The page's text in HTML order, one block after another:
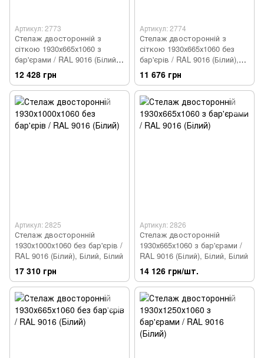
Артикул: 2773
Стелаж двосторонній з
сіткою 1930х665х1060 з
бар'єрами / RAL 9016 (Білий),
Білий, Білий
12 428 грн
Артикул: 2774
Стелаж двосторонній з
сіткою 1930х665х1060 без
бар'єрів / RAL 9016 (Білий),
Білий, Білий
11 676 грн
Артикул: 2825
Стелаж двосторонній
1930х1000х1060 без бар'єрів /
RAL 9016 (Білий), Білий, Білий
17 310 грн
Артикул: 2826
Стелаж двосторонній
1930х665х1060 з бар'єрами /
RAL 9016 (Білий), Білий, Білий
14 126 грн/шт.